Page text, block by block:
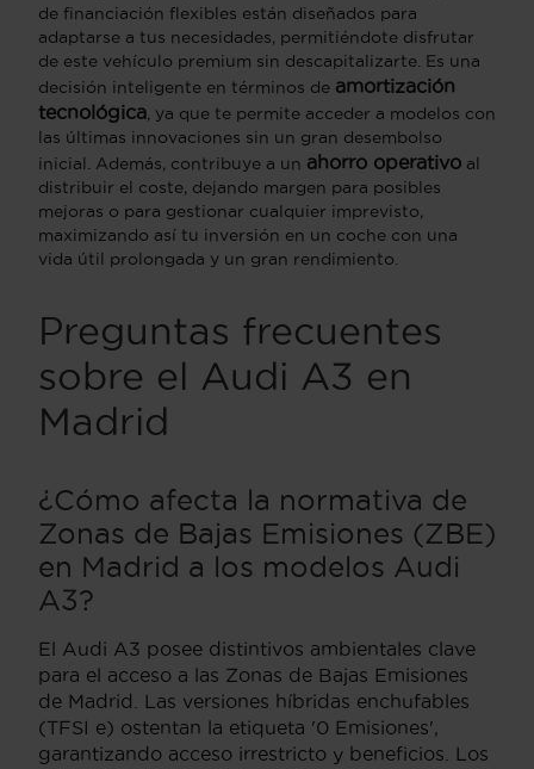
de financiación flexibles están diseñados para
adaptarse a tus necesidades, permitiéndote disfrutar
de este vehículo premium sin descapitalizarte. Es una
decisión inteligente en términos de amortización
tecnológica, ya que te permite acceder a modelos con
las últimas innovaciones sin un gran desembolso
inicial. Además, contribuye a un ahorro operativo al
distribuir el coste, dejando margen para posibles
mejoras o para gestionar cualquier imprevisto,
maximizando así tu inversión en un coche con una
vida útil prolongada y un gran rendimiento.
Preguntas frecuentes
sobre el Audi A3 en
Madrid
¿Cómo afecta la normativa de
Zonas de Bajas Emisiones (ZBE)
en Madrid a los modelos Audi
A3?
El Audi A3 posee distintivos ambientales clave
para el acceso a las Zonas de Bajas Emisiones
de Madrid. Las versiones híbridas enchufables
(TFSI e) ostentan la etiqueta '0 Emisiones',
garantizando acceso irrestricto y beneficios. Los